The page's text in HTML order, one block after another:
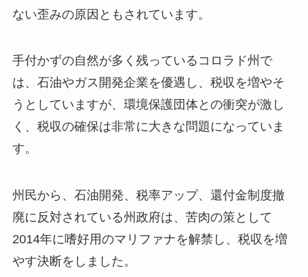
ない歪みの原因ともされています。
手付かずの自然が多く残っているコロラド州で
は、石油やガス開発企業を優遇し、税収を増やそ
うとしていますが、環境保護団体との衝突が激し
く、税収の確保は非常に大きな問題になっていま
す。
州民から、石油開発、税率アップ、還付金制度撤
廃に反対されている州政府は、苦肉の策として
2014年に嗜好用のマリファナを解禁し、税収を増
やす決断をしました。